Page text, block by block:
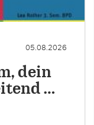
05.08.2026
dein
…